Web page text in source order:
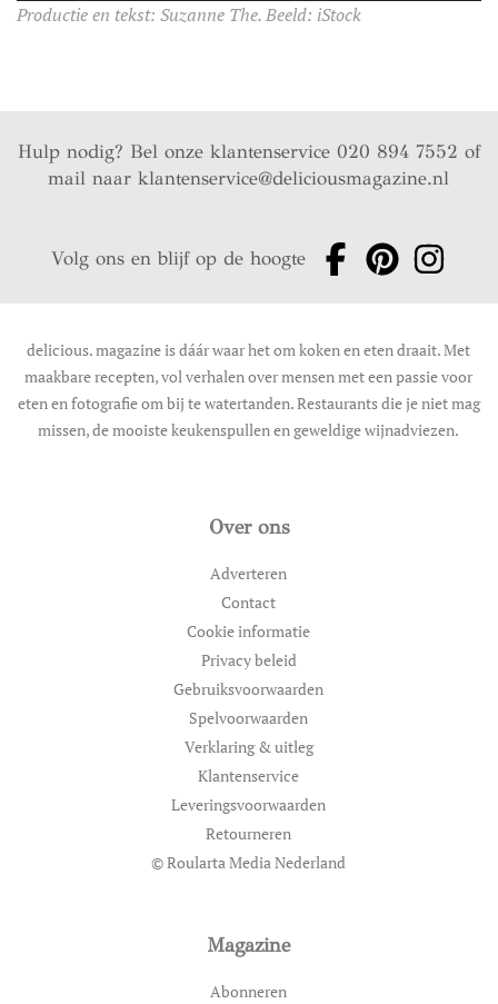
Productie en tekst: Suzanne The. Beeld: iStock
Hulp nodig? Bel onze klantenservice 020 894 7552 of
mail naarklantenservice@deliciousmagazine.nl
Volg ons en blijf op de hoogte
delicious. magazine is dáár waar het om koken en eten draait. Met
maakbare recepten, vol verhalen over mensen met een passie voor
eten en fotografie om bij te watertanden. Restaurants die je niet mag
missen, de mooiste keukenspullen en geweldige wijnadviezen.
Over ons
Adverteren
Contact
Cookie informatie
Privacy beleid
Gebruiksvoorwaarden
Spelvoorwaarden
Verklaring & uitleg
Klantenservice
Leveringsvoorwaarden
Retourneren
© Roularta Media Nederland
Magazine
Abonneren